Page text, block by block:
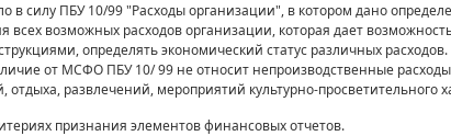
в силу ПБУ 10/99 "Расходы орга­низации", в котором дано
всех возможных расходов организации, которая дает
определять экономический статус раз­личных
от МСФО ПБУ 10/ 99 не относит непроизводственные
от­дыха, развлечений, мероприятий культурно-просветительного
признания элементов фи­нансовых отчетов.